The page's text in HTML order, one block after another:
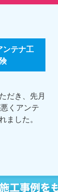
テナ工
だき、先月
くアンテ
ました。